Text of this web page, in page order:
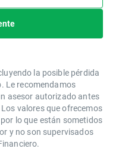
la posible pérdida
Le recomendamos
asesor autorizado antes
valores que ofrecemos
lo que están sometidos
y no son supervisados